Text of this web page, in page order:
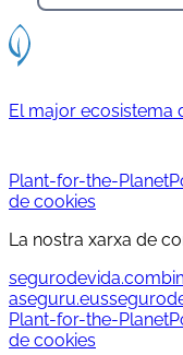
El major
Plant-for-the-Planet
de cookies
La nostra xarxa de
segurodevida.com
aseguru.eus
Plant-for-the-Planet
de cookies